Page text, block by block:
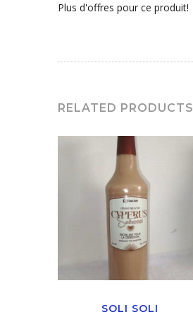
Plus d'offres pour ce produit!
RELATED PRODUCTS
SOLI SOLI